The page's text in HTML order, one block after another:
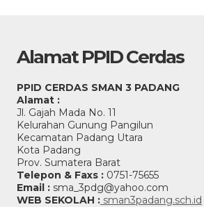
Alamat PPID Cerdas
PPID CERDAS SMAN 3 PADANG
Alamat :
Jl. Gajah Mada No. 11
Kelurahan Gunung Pangilun
Kecamatan Padang Utara
Kota Padang
Prov. Sumatera Barat
Telepon & Faxs : 0751-75655
Email : sma_3pdg@yahoo.com
WEB SEKOLAH : sman3padang.sch.id